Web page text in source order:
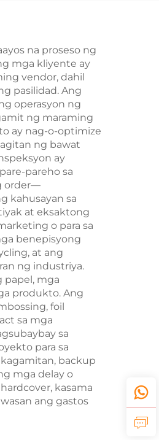
na proseso ng
mga kliyente ay
vendor, dahil
pasilidad. Ang
operasyon ng
ng maraming
ay nag-o-optimize
ng bawat
ay
pareho sa
order—
kahusayan sa
at eksaktong
o para sa
benepisyong
at ang
ng industriya.
papel, mga
produkto. Ang
foil
sa mga
sa
para sa
backup
mga delay o
kasama
ang gastos